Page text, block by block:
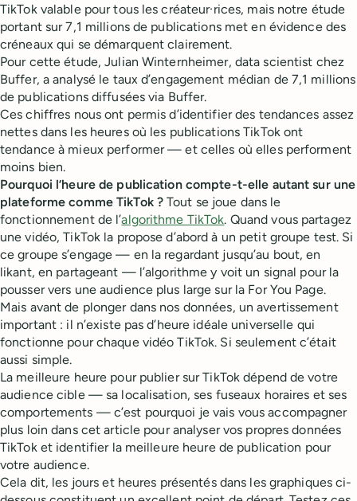
TikTok valable pour tous les créateur·rices, mais notre étude
portant sur 7,1 millions de publications met en évidence des
créneaux qui se démarquent clairement.
Pour cette étude, Julian Winternheimer, data scientist chez
Buffer, a analysé le taux d’engagement médian de 7,1 millions
de publications diffusées via Buffer.
Ces chiffres nous ont permis d’identifier des tendances assez
nettes dans les heures où les publications TikTok ont
tendance à mieux performer — et celles où elles performent
moins bien.
Pourquoi l’heure de publication compte-t-elle autant sur une
plateforme comme TikTok ? Tout se joue dans le
fonctionnement de l’algorithme TikTok. Quand vous partagez
une vidéo, TikTok la propose d’abord à un petit groupe test. Si
ce groupe s’engage — en la regardant jusqu’au bout, en
likant, en partageant — l’algorithme y voit un signal pour la
pousser vers une audience plus large sur la For You Page.
Mais avant de plonger dans nos données, un avertissement
important : il n’existe pas d’heure idéale universelle qui
fonctionne pour chaque vidéo TikTok. Si seulement c’était
aussi simple.
La meilleure heure pour publier sur TikTok dépend de votre
audience cible — sa localisation, ses fuseaux horaires et ses
comportements — c’est pourquoi je vais vous accompagner
plus loin dans cet article pour analyser vos propres données
TikTok et identifier la meilleure heure de publication pour
votre audience.
Cela dit, les jours et heures présentés dans les graphiques ci-